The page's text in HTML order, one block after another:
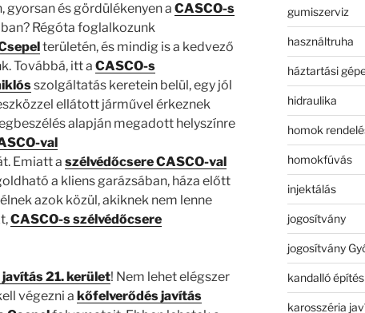
és gördülékenyen a CASCO-s
Régóta foglalkozunk
területén, és mindig is a kedvező
Továbbá, itt a CASCO-s
szolgáltatás keretein belül, egy jól
ellátott járművel érkeznek
alapján megadott helyszínre
val
Emiatt a szélvédőcsere CASCO-val
a kliens garázsában, háza előtt
azok közül, akiknek nem lenne
CASCO-s szélvédőcsere
21. kerület! Nem lehet elégszer
végezni a kőfelverődés javítás
gumiszerviz
használtruha
háztartási
hidraulika
homok
homokfúvás
injektálás
jogosítvány
jogosítvány
kandalló építés
karosszéria